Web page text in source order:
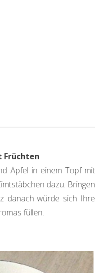
Früchten
Äpfel in einem Topf mit
dazu. Bringen
danach würde sich Ihre
füllen.